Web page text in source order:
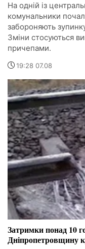
На одній із
комунальники
забороняють
Зміни стосуються
причепами.
19:28 07.08
Затримки понад 10
Дніпропетровщину